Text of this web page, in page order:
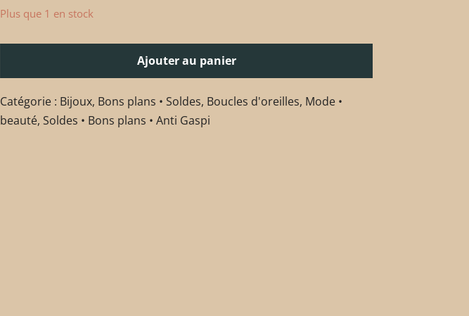
Plus que 1 en stock
Ajouter au panier
Catégorie : Bijoux, Bons plans • Soldes, Boucles d'oreilles, Mode •
beauté, Soldes • Bons plans • Anti Gaspi